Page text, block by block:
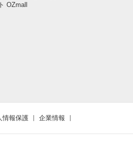
ト OZmall
情報保護 企業情報